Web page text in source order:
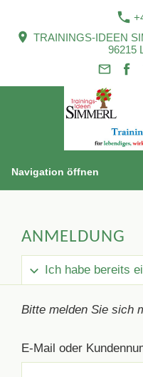
TRAININGS-IDEEN
96215
Navigation öffnen
ANMELDUNG
Ich habe bereits
Bitte melden Sie sich
E-Mail oder